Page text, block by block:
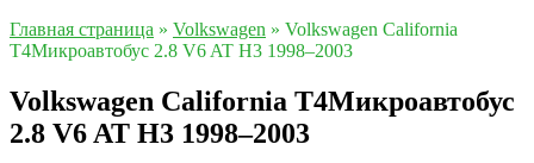
Главная страница » Volkswagen » Volkswagen California
T4Микроавтобус 2.8 V6 AT H3 1998–2003
Volkswagen California T4Микроавтобус
2.8 V6 AT H3 1998–2003